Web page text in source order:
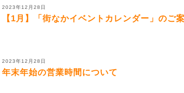
2023年12月28日
【1月】「街なかイベントカレンダー」のご
2023年12月28日
年末年始の営業時間について